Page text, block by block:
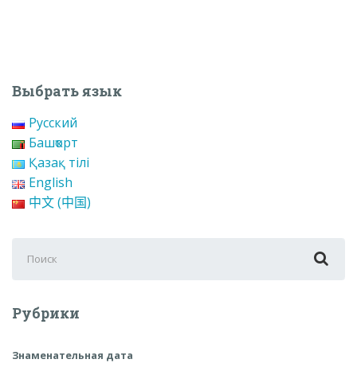
Выбрать язык
Русский
Башҡорт
Қазақ тілі
English
中文 (中国)
для:
Рубрики
Знаменательная дата